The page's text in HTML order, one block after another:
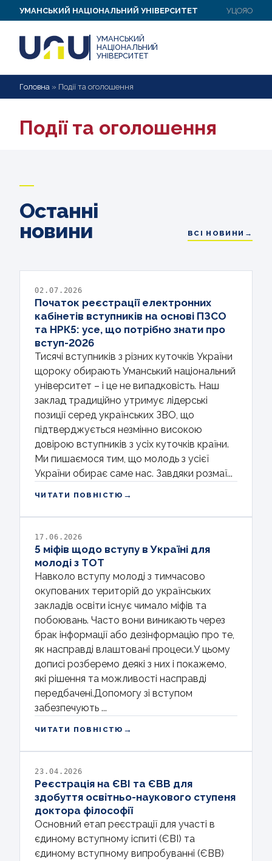
УМАНСЬКИЙ НАЦІОНАЛЬНИЙ УНІВЕРСИТЕТ УЦОЯО
УМАНСЬКИЙ
НАЦІОНАЛЬНИЙ
УНІВЕРСИТЕТ
Головна » Події та оголошення
Події та оголошення
Останні
новини
ВСІ НОВИНИ→
02.07.2026
Початок реєстрації електронних
кабінетів вступників на основі ПЗСО
та НРК5: усе, що потрібно знати про
вступ-2026
Тисячі вступників з різних куточків України
щороку обирають Уманський національний
університет – і це не випадковість. Наш
заклад традиційно утримує лідерські
позиції серед українських ЗВО, що
підтверджується незмінно високою
довірою вступників з усіх куточків країни.
Ми пишаємося тим, що молодь з усієї
України обирає саме нас. Завдяки розмаї...
ЧИТАТИ ПОВНІСТЮ →
17.06.2026
5 міфів щодо вступу в Україні для
молоді з ТОТ
Навколо вступу молоді з тимчасово
окупованих територій до українських
закладів освіти існує чимало міфів та
побоювань. Часто вони виникають через
брак інформації або дезінформацію про те,
як насправді влаштовані процеси.У цьому
дописі розберемо деякі з них і покажемо,
які рішення та можливості насправді
передбачені.Допомогу зі вступом
забезпечують ...
ЧИТАТИ ПОВНІСТЮ →
23.04.2026
Реєстрація на ЄВІ та ЄВВ для
здобуття освітньо-наукового ступеня
доктора філософії
Основний етап реєстрації для участі в
єдиному вступному іспиті (ЄВІ) та
єдиному вступному випробуванні (ЄВВ)